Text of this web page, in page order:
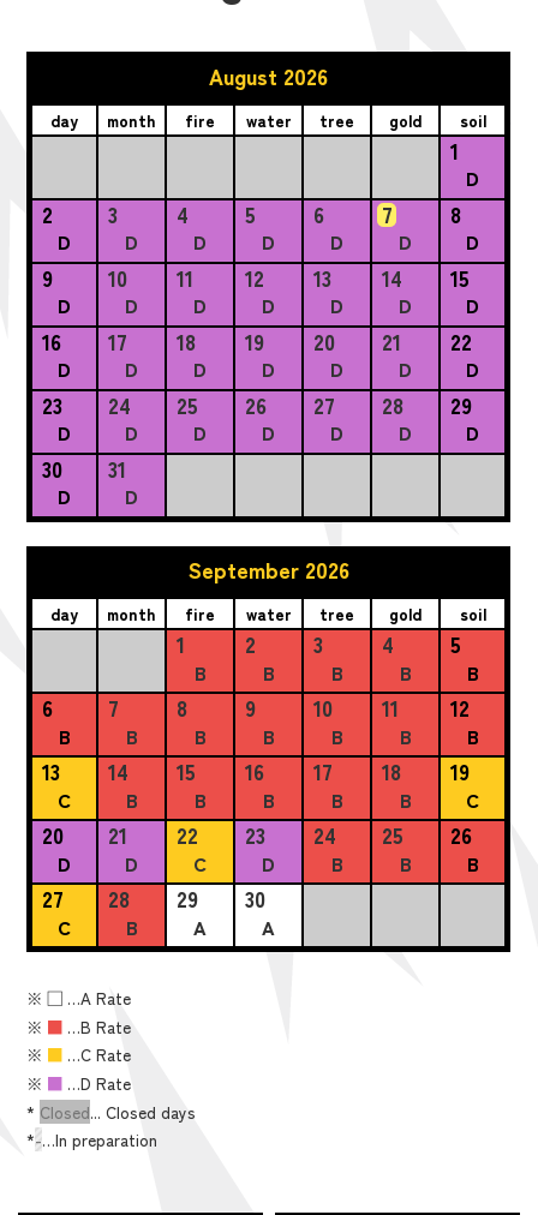
August 2026
day month fire water tree gold soil
1
D
2
D
3
D
4
D
5
D
6
D
7
D
8
D
9
D
10
D
11
D
12
D
13
D
14
D
15
D
16
D
17
D
18
D
19
D
20
D
21
D
22
D
23
D
24
D
25
D
26
D
27
D
28
D
29
D
30
D
31
D
September 2026
day month fire water tree gold soil
1
B
2
B
3
B
4
B
5
B
6
B
7
B
8
B
9
B
10
B
11
B
12
B
13
C
14
B
15
B
16
B
17
B
18
B
19
C
20
D
21
D
22
C
23
D
24
B
25
B
26
B
27
C
28
B
29
A
30
A
※■ …A Rate
※ ■ …B Rate
※ ■ …C Rate
※ ■ …D Rate
* Closed... Closed days
*-…In preparation